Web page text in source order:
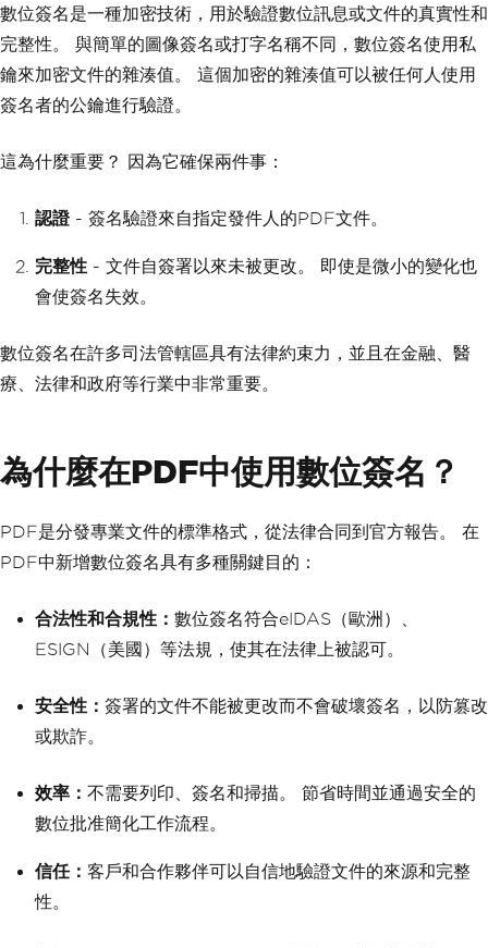
數位簽名是一種加密技術，用於驗證數位訊息或文件的真實性和
完整性。 與簡單的圖像簽名或打字名稱不同，數位簽名使用私
鑰來加密文件的雜湊值。 這個加密的雜湊值可以被任何人使用
簽名者的公鑰進行驗證。
這為什麼重要？ 因為它確保兩件事：
認證- 簽名驗證來自指定發件人的PDF文件。
完整性 - 文件自簽署以來未被更改。 即使是微小的變化也
會使簽名失效。
數位簽名在許多司法管轄區具有法律約束力，並且在金融、醫
療、法律和政府等行業中非常重要。
為什麼在PDF中使用數位簽名？
PDF是分發專業文件的標準格式，從法律合同到官方報告。 在
PDF中新增數位簽名具有多種關鍵目的：
合法性和合規性： 數位簽名符合eIDAS（歐洲）、
ESIGN（美國）等法規，使其在法律上被認可。
安全性： 簽署的文件不能被更改而不會破壞簽名，以防篡改
或欺詐。
效率： 不需要列印、簽名和掃描。 節省時間並通過安全的
數位批准簡化工作流程。
信任： 客戶和合作夥伴可以自信地驗證文件的來源和完整
性。